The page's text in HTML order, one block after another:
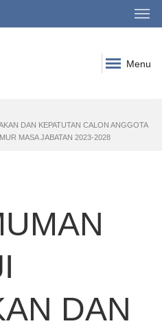
Menu
DAN KEPATUTAN CALON ANGGOTA
MASA JABATAN 2023-2028
DAN